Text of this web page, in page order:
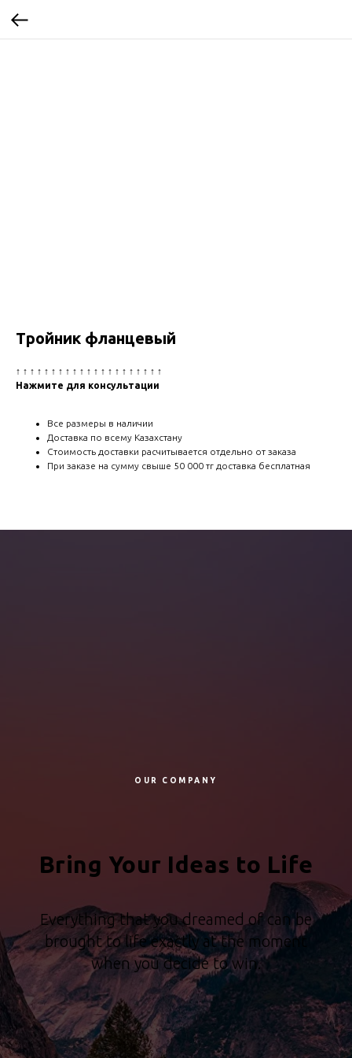
Тройник фланцевый
↑ ↑ ↑ ↑ ↑ ↑ ↑ ↑ ↑ ↑ ↑ ↑ ↑ ↑ ↑ ↑ ↑ ↑ ↑ ↑ ↑
Нажмите для консультации
Все размеры в наличии
Доставка по всему Казахстану
Стоимость доставки расчитывается отдельно от заказа
При заказе на сумму свыше 50 000 тг доставка бесплатная
OUR COMPANY
Bring Your Ideas to Life
Everything that you dreamed of can be
brought to life exactly at the moment
when you decide to win.